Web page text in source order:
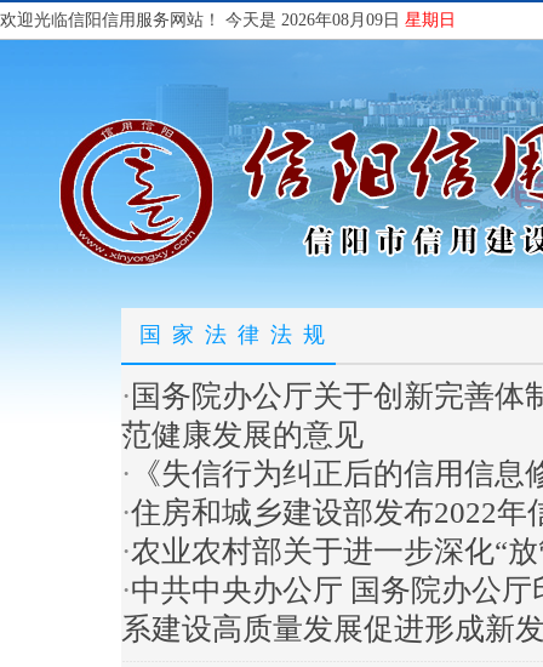
欢迎光临信阳信用服务网站！ 今天是 2026年08月09日 星期日
国家法律法规
· 国务院办公厅关于创新完善体
范健康发展的意见
· 《失信行为纠正后的信用信
·住房和城乡建设部发布2022年
·农业农村部关于进一步深化“
·中共中央办公厅 国务院办公
系建设高质量发展促进形成新